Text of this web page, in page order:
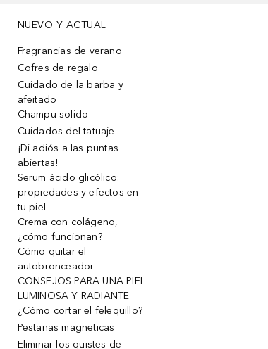
NUEVO Y ACTUAL
Fragrancias de verano
Cofres de regalo
Cuidado de la barba y
afeitado
Champu solido
Cuidados del tatuaje
¡Di adiós a las puntas
abiertas!
Serum ácido glicólico:
propiedades y efectos en
tu piel
Crema con colágeno,
¿cómo funcionan?
Cómo quitar el
autobronceador
CONSEJOS PARA UNA PIEL
LUMINOSA Y RADIANTE
¿Cómo cortar el felequillo?
Pestanas magneticas
Eliminar los quistes de